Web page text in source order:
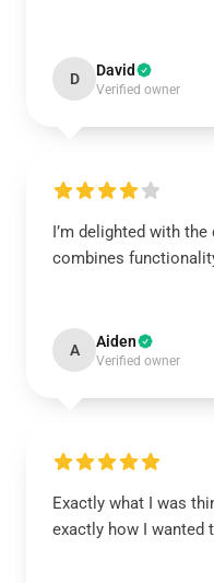
D David
Verified owner
I’m delighted with
combines
A Aiden
Verified owner
Exactly what I was
exactly how I wanted